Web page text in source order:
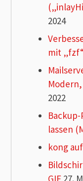
2024
mit „fzf“
2022
lassen
kong
GIF 27.